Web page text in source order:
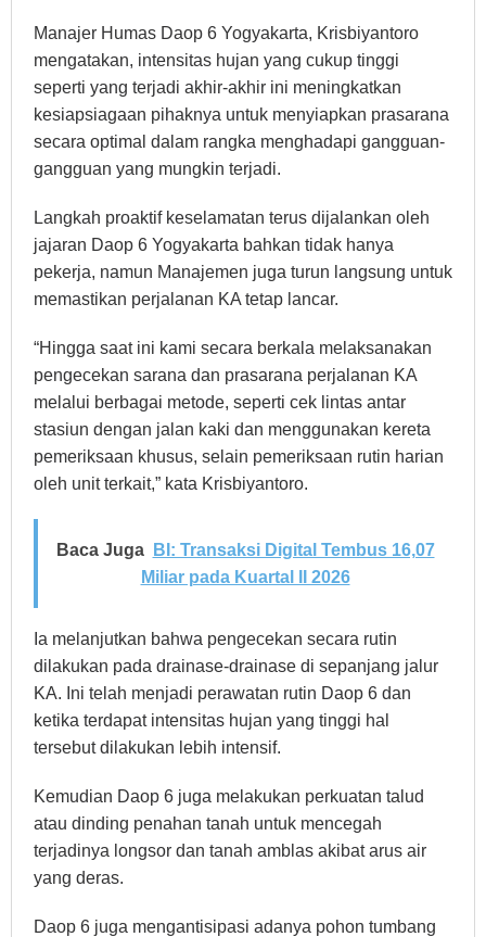
Manajer Humas Daop 6 Yogyakarta, Krisbiyantoro
mengatakan, intensitas hujan yang cukup tinggi
seperti yang terjadi akhir-akhir ini meningkatkan
kesiapsiagaan pihaknya untuk menyiapkan prasarana
secara optimal dalam rangka menghadapi gangguan-
gangguan yang mungkin terjadi.
Langkah proaktif keselamatan terus dijalankan oleh
jajaran Daop 6 Yogyakarta bahkan tidak hanya
pekerja, namun Manajemen juga turun langsung untuk
memastikan perjalanan KA tetap lancar.
“Hingga saat ini kami secara berkala melaksanakan
pengecekan sarana dan prasarana perjalanan KA
melalui berbagai metode, seperti cek lintas antar
stasiun dengan jalan kaki dan menggunakan kereta
pemeriksaan khusus, selain pemeriksaan rutin harian
oleh unit terkait,” kata Krisbiyantoro.
Baca Juga
BI: Transaksi Digital Tembus 16,07
Miliar pada Kuartal II 2026
Ia melanjutkan bahwa pengecekan secara rutin
dilakukan pada drainase-drainase di sepanjang jalur
KA. Ini telah menjadi perawatan rutin Daop 6 dan
ketika terdapat intensitas hujan yang tinggi hal
tersebut dilakukan lebih intensif.
Kemudian Daop 6 juga melakukan perkuatan talud
atau dinding penahan tanah untuk mencegah
terjadinya longsor dan tanah amblas akibat arus air
yang deras.
Daop 6 juga mengantisipasi adanya pohon tumbang